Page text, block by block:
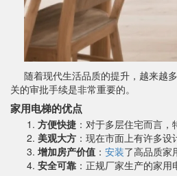
随着现代生活品质的提升，越来越
关的审批手续是非常重要的。
家用电梯的优点
方便快捷 ：对于多层住宅而言
美观大方 ：现在市面上有许多
增加房产价值 ： 安装了高品质家
安全可靠 ：正规厂家生产的家